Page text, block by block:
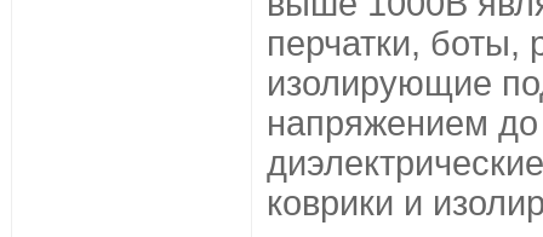
перчатки, боты,
изолирующие
напряжением
коврики и